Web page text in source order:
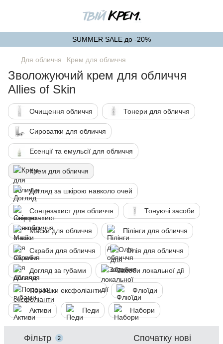
SUMMER SALE до -20%
Для обличчя Крем для обличчя
Зволожуючий крем для обличчя
Allies of Skin
Очищення обличчя Тонери для обличчя
Сироватки для обличчя
Есенції та емульсії для обличчя
Крем для обличчя
Догляд за шкірою навколо очей
Сонцезахист для обличчя Тонуючі засоби
Маски для обличчя Пілінги для обличчя
Скраби для обличчя Олія для обличчя
Догляд за губами Засоби локальної дії
Порошки ексфоліанти Флюїди
Активи Педи Набори
Фільтр 2 Спочатку нові